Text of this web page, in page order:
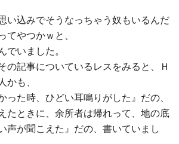
い込みでそうなっちゃう奴もいるんだ
てやつかｗと、
でいました。
の記事についているレスをみると、Ｈ
かも、
った時、ひどい耳鳴りがした』だの、
たときに、余所者は帰れって、地の底
声が聞こえた』だの、書いていまし